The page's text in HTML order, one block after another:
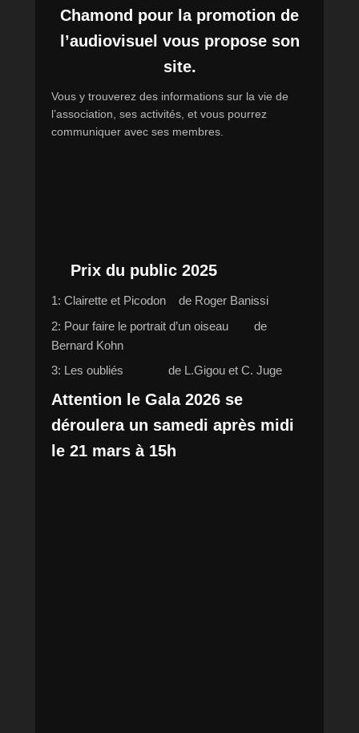
Chamond pour la promotion de
l’audiovisuel vous propose son
site.
Vous y trouverez des informations sur la vie de
l’association, ses activités, et vous pourrez
communiquer avec ses membres.
Prix du public 2025
1: Clairette et Picodon de Roger Banissi
2: Pour faire le portrait d’un oiseau de
Bernard Kohn
3: Les oubliés de L.Gigou et C. Juge
Attention le Gala 2026 se
déroulera un samedi après midi
le 21 mars à 15h